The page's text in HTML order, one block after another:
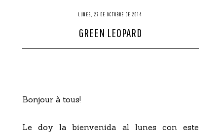
PRESS
CONTACTO
LUNES, 27 DE OCTUBRE DE 2014
GREEN LEOPARD
Bonjour à tous!
Le doy la bienvenida al lunes con este